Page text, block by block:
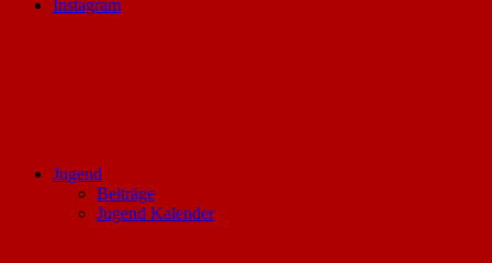
Instagram
Jugend
Beiträge
Jugend Kalender